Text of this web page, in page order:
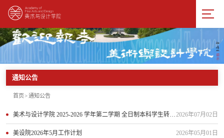
通知公告
首页>通知公告
2026年07月02日
美术与设计学院 2025-2026 学年第二学期 全日制本科学生转专业工作方案
2026年05月01日
美设院2026年5月工作计划